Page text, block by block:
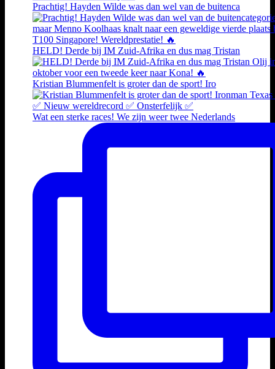
Prachtig! Hayden Wilde was dan wel van de buitenca
HELD! Derde bij IM Zuid-Afrika en dus mag Tristan
Kristian Blummenfelt is groter dan de sport! Iro
Wat een sterke races! We zijn weer twee Nederlands